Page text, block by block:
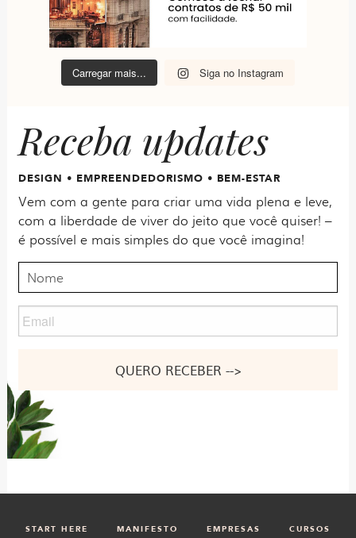
Carregar mais... Siga no Instagram
Receba updates
DESIGN • EMPREENDEDORISMO • BEM-ESTAR
Vem com a gente para criar uma vida plena e leve,
com a liberdade de viver do jeito que você quiser! –
é possível e mais simples do que você imagina!
Nome
Nome
Email
START HERE MANIFESTO EMPRESAS CURSOS